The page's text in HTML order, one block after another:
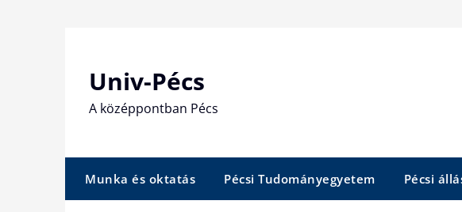
Univ-Pécs
A középpontban Pécs
Munka és oktatás Pécsi Tudományegyetem Pécsi